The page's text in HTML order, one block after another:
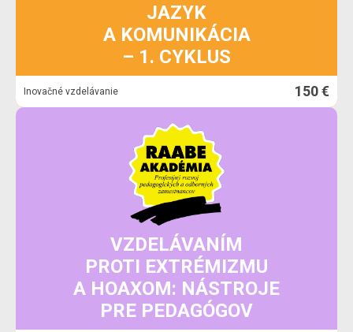
JAZYK
A KOMUNIKÁCIA
– 1. CYKLUS
Inovačné vzdelávanie 150 €
VZDELÁVANÍM
PROTI EXTRÉMIZMU
A HOAXOM: NÁSTROJE
PRE PEDAGÓGOV